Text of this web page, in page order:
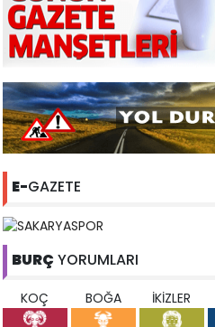
E-GAZETE
BURÇ YORUMLARI
KOÇ BOĞA İKİZLER